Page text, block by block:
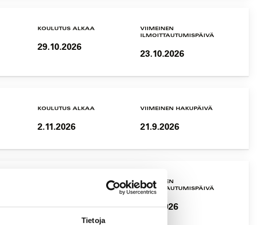
Tietoja
KOULUTUS ALKAA
29.10.2026
VIIMEINEN
ILMOITTAUTUMISPÄIVÄ
23.10.2026
KOULUTUS ALKAA
2.11.2026
VIIMEINEN HAKUPÄIVÄ
21.9.2026
VIIMEINEN
ILMOITTAUTUMISPÄIVÄ
3.11.2026